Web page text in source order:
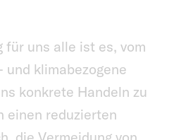
für uns alle ist es, vom
und klimabezogene
konkrete Handeln zu
einen reduzierten